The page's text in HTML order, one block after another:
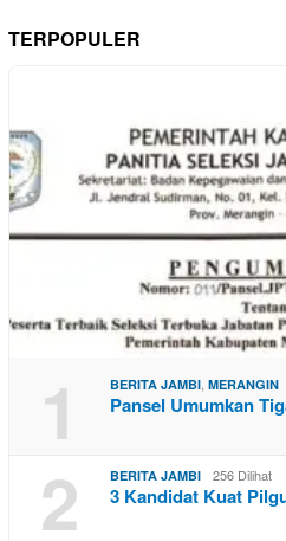
TERPOPULER
1 BERITA JAMBI MERANGIN
Pansel Umumkan
2 BERITA JAMBI 256 Dilihat
3 Kandidat Kuat